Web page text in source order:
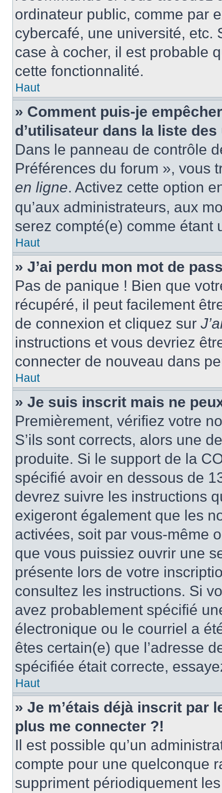
ordinateur public, comme par
cybercafé, une université, etc.
case à cocher, il est probable
cette fonctionnalité.
Haut
» Comment puis-je
d’utilisateur dans la liste
Dans le panneau de contrôle
Préférences du forum », vous
en ligne. Activez cette option
qu’aux administrateurs, aux
serez compté(e) comme étant
Haut
» J’ai perdu mon mot de
Pas de panique ! Bien que
récupéré, il peut facilement
de connexion et cliquez sur
instructions et vous devriez
connecter de nouveau dans
Haut
» Je suis inscrit mais ne
Premièrement, vérifiez votre
S’ils sont corrects, alors une
produite. Si le support de la
spécifié avoir en dessous de
devrez suivre les instructions
exigeront également que les
activées, soit par vous-même
que vous puissiez ouvrir une
présente lors de votre
consultez les instructions. Si
avez probablement spécifié
électronique ou le courriel a
êtes certain(e) que l’adresse
spécifiée était correcte,
Haut
» Je m’étais déjà inscrit par
plus me connecter ?!
Il est possible qu’un
compte pour une quelconque
suppriment périodiquement